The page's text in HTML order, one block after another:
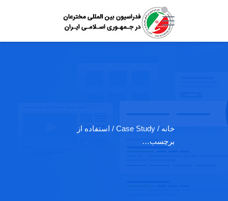
خانه
/ Case Study / استفاده از
برچسب…